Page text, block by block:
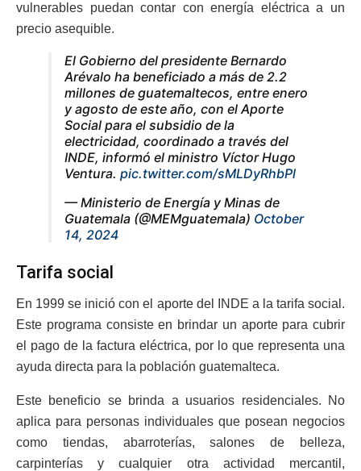
vulnerables puedan contar con energía eléctrica a un
precio asequible.
El Gobierno del presidente Bernardo
Arévalo ha beneficiado a más de 2.2
millones de guatemaltecos, entre enero
y agosto de este año, con el Aporte
Social para el subsidio de la
electricidad, coordinado a través del
INDE, informó el ministro Víctor Hugo
Ventura. pic.twitter.com/sMLDyRhbPl
— Ministerio de Energía y Minas de
Guatemala (@MEMguatemala) October
14, 2024
Tarifa social
En 1999 se inició con el aporte del INDE a la tarifa social.
Este programa consiste en brindar un aporte para cubrir
el pago de la factura eléctrica, por lo que representa una
ayuda directa para la población guatemalteca.
Este beneficio se brinda a usuarios residenciales. No
aplica para personas individuales que posean negocios
como tiendas, abarroterías, salones de belleza,
carpinterías y cualquier otra actividad mercantil,